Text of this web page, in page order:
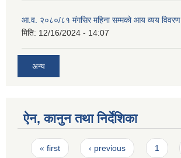
आ.व. २०८०/८१ मंगसिर महिना सम्मको आय व्यय विवरण
मिति: 12/16/2024 - 14:07
अन्य
ऐन, कानुन तथा निर्देशिका
Pages
« first ‹ previous 1